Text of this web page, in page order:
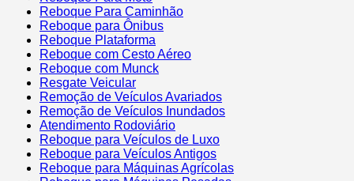
Reboque Para Caminhão
Reboque para Ônibus
Reboque Plataforma
Reboque com Cesto Aéreo
Reboque com Munck
Resgate Veicular
Remoção de Veículos Avariados
Remoção de Veículos Inundados
Atendimento Rodoviário
Reboque para Veículos de Luxo
Reboque para Veículos Antigos
Reboque para Máquinas Agrícolas